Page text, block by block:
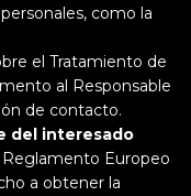
como la
el Tratamiento de
al Responsable
de contacto.
del interesado
Reglamento Europeo
a obtener la